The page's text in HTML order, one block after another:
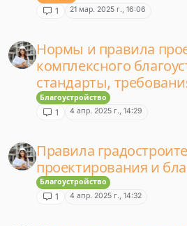
1 21 мар. 2025 г., 16:06
Нормы и правила
комплексного
стандарты,
Благоустройство
1 4 апр. 2025 г., 14:29
Правила
проектирования и
Благоустройство
1 4 апр. 2025 г., 14:32